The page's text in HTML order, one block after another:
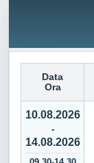
Data
Ora
10.08.2026
-
14.08.2026